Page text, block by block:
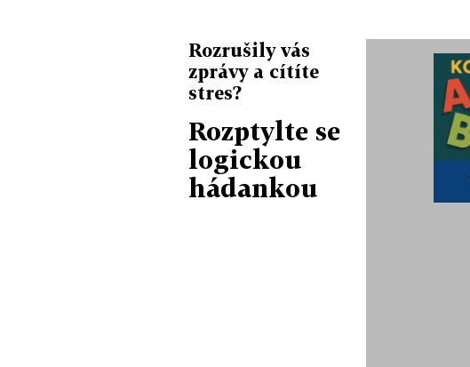
Rozrušily vás
zprávy a cítíte
stres?
Rozptylte se
logickou
hádankou